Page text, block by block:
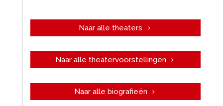
Naar alle theaters
Naar alle theatervoorstellingen
Naar alle biografieën